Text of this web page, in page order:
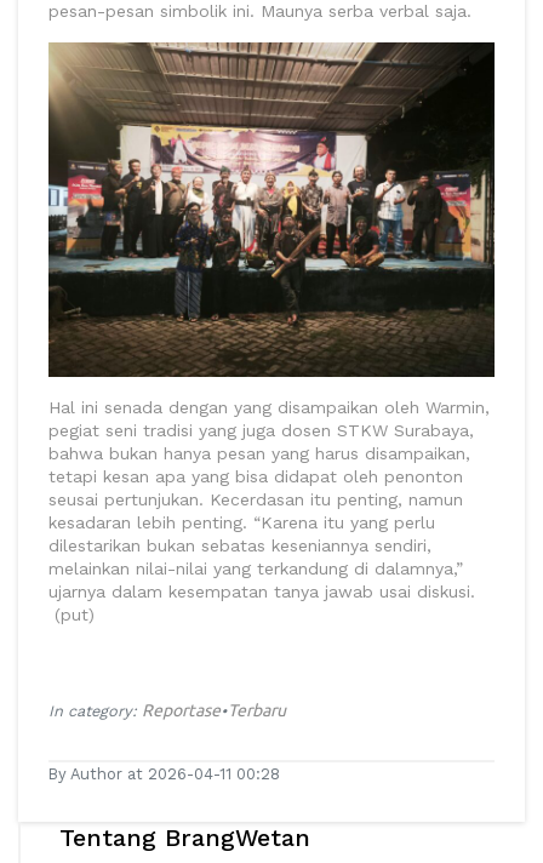
pesan-pesan simbolik ini. Maunya serba verbal saja.
Hal ini senada dengan yang disampaikan oleh Warmin,
pegiat seni tradisi yang juga dosen STKW Surabaya,
bahwa bukan hanya pesan yang harus disampaikan,
tetapi kesan apa yang bisa didapat oleh penonton
seusai pertunjukan. Kecerdasan itu penting, namun
kesadaran lebih penting. “Karena itu yang perlu
dilestarikan bukan sebatas keseniannya sendiri,
melainkan nilai-nilai yang terkandung di dalamnya,”
ujarnya dalam kesempatan tanya jawab usai diskusi.
(put)
In category: Reportase•Terbaru
By Author at 2026-04-11 00:28
Tentang BrangWetan